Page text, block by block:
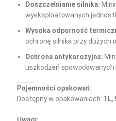
Doszczelnianie silnika:
wyeksploatowanych
Wysoka odporność
ochronę silnika przy dużych
Ochrona antykorozyjna:
uszkodzeń spowodowanych
Pojemności opakowań:
Dostępny w opakowaniach: 1L,